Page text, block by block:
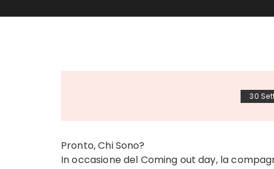
30
Pronto, Chi Sono?
In occasione del Coming out day, la